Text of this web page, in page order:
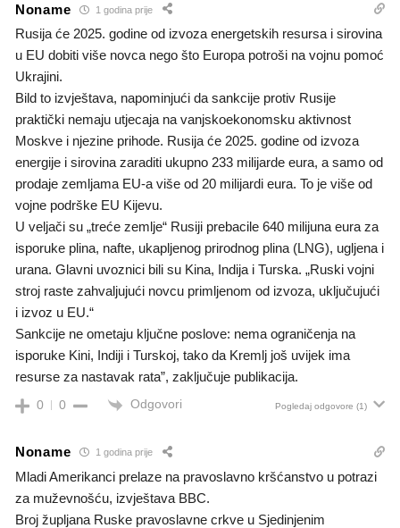
Noname 1 godina prije
Rusija će 2025. godine od izvoza energetskih resursa i sirovina
u EU dobiti više novca nego što Europa potroši na vojnu pomoć
Ukrajini.
Bild to izvještava, napominjući da sankcije protiv Rusije
praktički nemaju utjecaja na vanjskoekonomsku aktivnost
Moskve i njezine prihode. Rusija će 2025. godine od izvoza
energije i sirovina zaraditi ukupno 233 milijarde eura, a samo od
prodaje zemljama EU-a više od 20 milijardi eura. To je više od
vojne podrške EU Kijevu.
U veljači su „treće zemlje“ Rusiji prebacile 640 milijuna eura za
isporuke plina, nafte, ukapljenog prirodnog plina (LNG), ugljena i
urana. Glavni uvoznici bili su Kina, Indija i Turska. „Ruski vojni
stroj raste zahvaljujući novcu primljenom od izvoza, uključujući
i izvoz u EU.“
Sankcije ne ometaju ključne poslove: nema ograničenja na
isporuke Kini, Indiji i Turskoj, tako da Kremlj još uvijek ima
resurse za nastavak rata”, zaključuje publikacija.
0 0 Odgovori Pogledaj odgovore (1)
Noname 1 godina prije
Mladi Amerikanci prelaze na pravoslavno kršćanstvo u potrazi
za muževnošću, izvještava BBC.
Broj župljana Ruske pravoslavne crkve u Sjedinjenim